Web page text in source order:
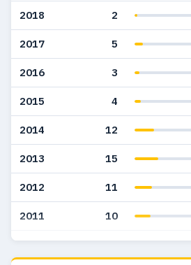
2018 2
2017 5
2016 3
2015 4
2014 12
2013 15
2012 11
2011 10
2008 1